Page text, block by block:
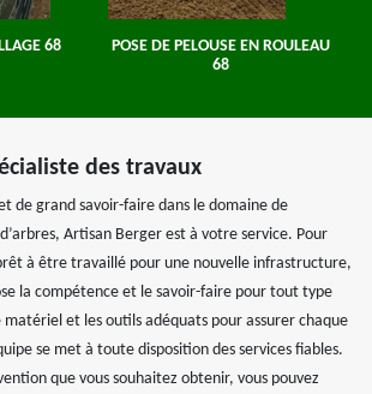
68
POSE DE PELOUSE EN ROULEAU
68
des travaux
de grand savoir-faire dans le domaine de
Artisan Berger est à votre service. Pour
à être travaillé pour une nouvelle infrastructure,
la compétence et le savoir-faire pour tout type
matériel et les outils adéquats pour assurer chaque
se met à toute disposition des services fiables.
que vous souhaitez obtenir, vous pouvez